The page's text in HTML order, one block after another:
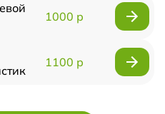
1000 р
1100 р